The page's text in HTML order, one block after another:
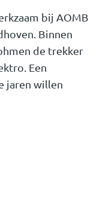
bij AOMB
Binnen
de trekker
Een
jaren willen